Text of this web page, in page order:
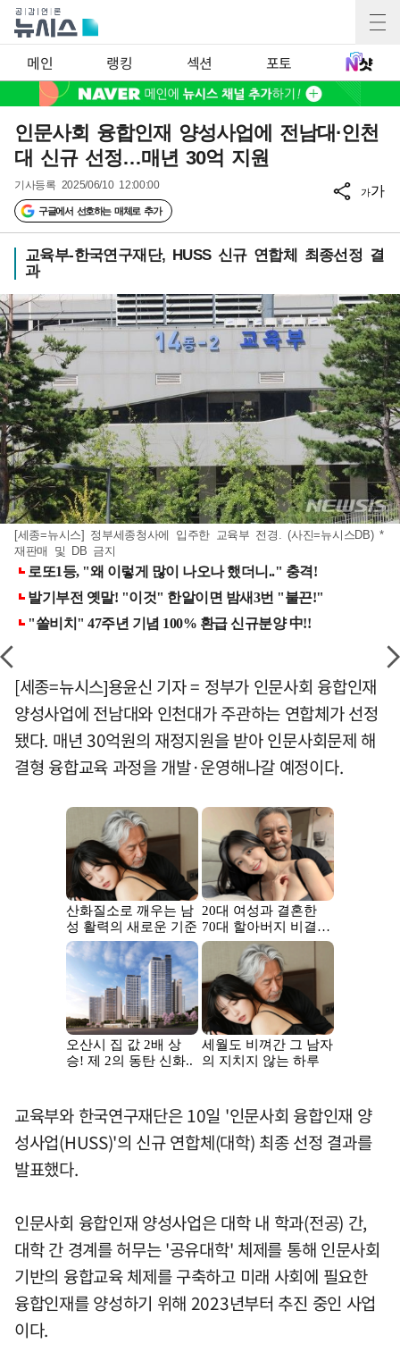
메인 랭킹 섹션 포토
인문사회 융합인재 양성사업에 전남대·인천
대 신규 선정…매년 30억 지원
기사등록 2025/06/10 12:00:00
구글에서 선호하는 매체로 추가
가가
교육부-한국연구재단, HUSS 신규 연합체 최종선정 결
과
[세종=뉴시스] 정부세종청사에 입주한 교육부 전경. (사진=뉴시스DB) *
재판매 및 DB 금지
[세종=뉴시스]용윤신 기자 = 정부가 인문사회 융합인재
양성사업에 전남대와 인천대가 주관하는 연합체가 선정
됐다. 매년 30억원의 재정지원을 받아 인문사회문제 해
결형 융합교육 과정을 개발·운영해나갈 예정이다.
교육부와 한국연구재단은 10일 '인문사회 융합인재 양
성사업(HUSS)'의 신규 연합체(대학) 최종 선정 결과를
발표했다.
인문사회 융합인재 양성사업은 대학 내 학과(전공) 간,
대학 간 경계를 허무는 '공유대학' 체제를 통해 인문사회
기반의 융합교육 체제를 구축하고 미래 사회에 필요한
융합인재를 양성하기 위해 2023년부터 추진 중인 사업
이다.